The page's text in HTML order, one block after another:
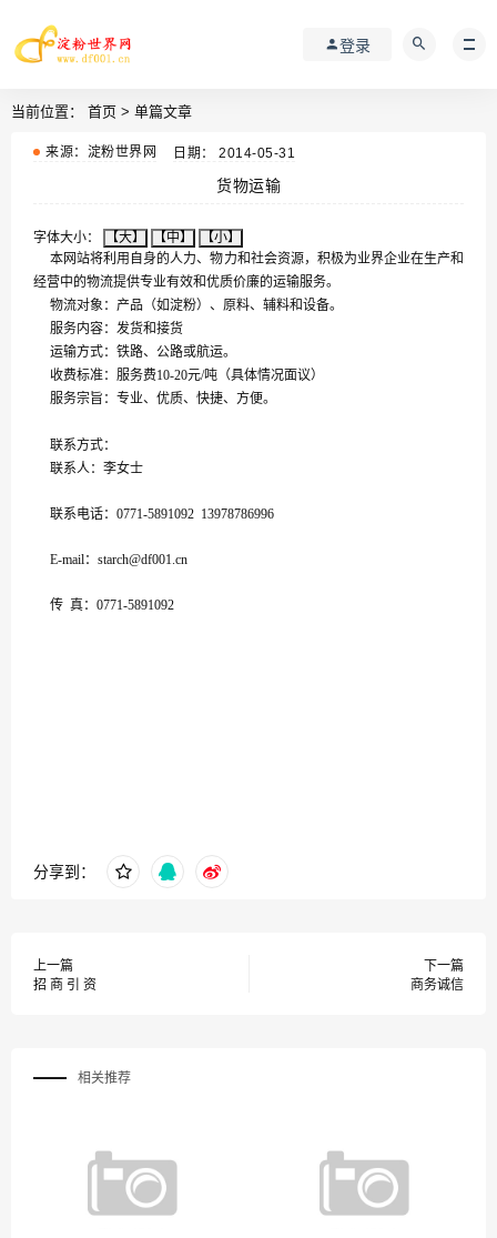
登录
当前位置： 首页 > 单篇文章
来源：淀粉世界网 日期： 2014-05-31
货物运输
字体大小： 【大】 【中】
【小】
本网站将利用自身的人力、物力和社会资源，积极为业界企业在生产和
经营中的物流提供专业有效和优质价廉的运输服务。
物流对象：产品（如淀粉）、原料、辅料和设备。
服务内容：发货和接货
运输方式：铁路、公路或航运。
收费标准：服务费10-20元/吨（具体情况面议）
服务宗旨：专业、优质、快捷、方便。
联系方式：
联系人：李女士
联系电话：0771-5891092 13978786996
E-mail：starch@df001.cn
传 真：0771-5891092
分享到：
上一篇
招 商 引 资
下一篇
商务诚信
相关推荐